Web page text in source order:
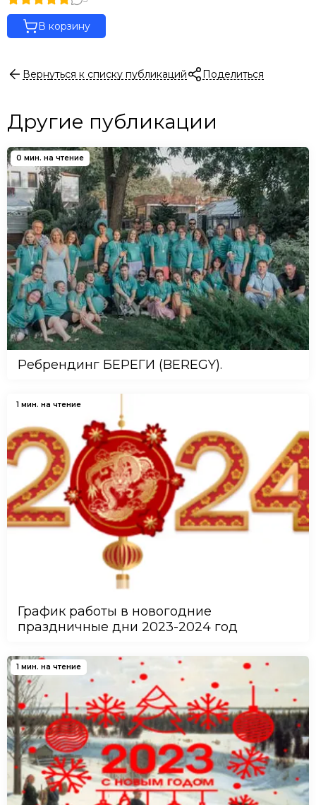
В корзину
Вернуться к списку публикаций Поделиться
Другие публикации
0 мин. на чтение
Ребрендинг БЕРЕГИ (BEREGY).
1 мин. на чтение
График работы в новогодние
праздничные дни 2023-2024 год
1 мин. на чтение